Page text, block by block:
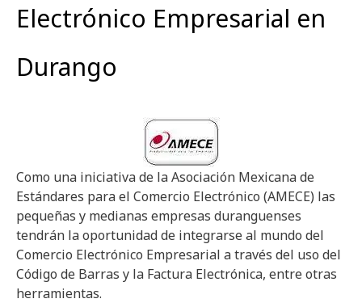
Electrónico Empresarial en
Durango
Como una iniciativa de la Asociación Mexicana de
Estándares para el Comercio Electrónico (AMECE) las
pequeñas y medianas empresas duranguenses
tendrán la oportunidad de integrarse al mundo del
Comercio Electrónico Empresarial a través del uso del
Código de Barras y la Factura Electrónica, entre otras
herramientas.